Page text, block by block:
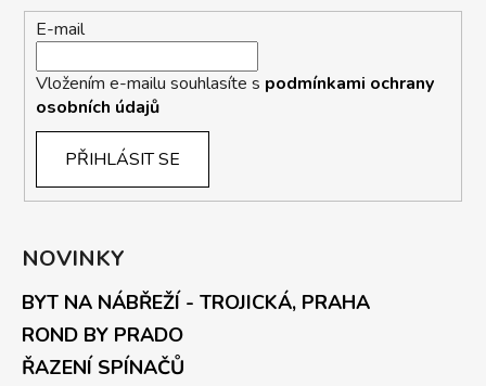
E-mail
Vložením e-mailu souhlasíte s podmínkami ochrany
osobních údajů
PŘIHLÁSIT SE
NOVINKY
BYT NA NÁBŘEŽÍ - TROJICKÁ, PRAHA
ROND BY PRADO
ŘAZENÍ SPÍNAČŮ